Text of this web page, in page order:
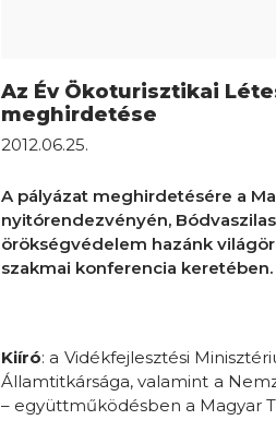
Az Év Ökoturisztikai
meghirdetése
2012.06.25.
A pályázat meghirdetésére a
nyitórendezvényén,
örökségvédelem hazánk
szakmai konferencia keretében.
Kiíró: a Vidékfejlesztési
Államtitkársága, valamint a
– együttműködésben a Magyar